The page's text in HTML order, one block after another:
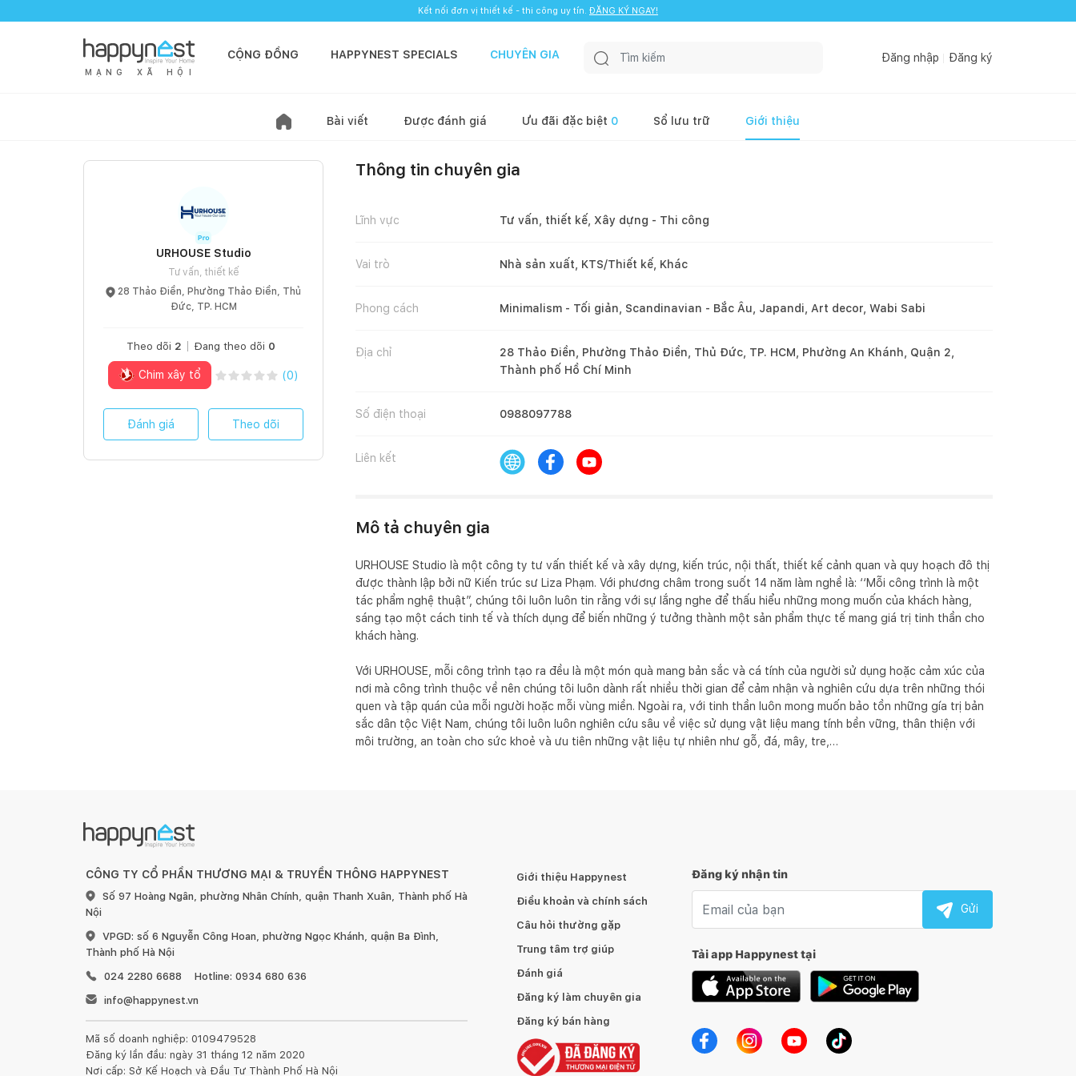
Kết nối đơn vị thiết kế - thi công uy tín. ĐĂNG KÝ NGAY!
M Ạ N G X Ã H Ộ I
CỘNG ĐỒNG HAPPYNEST SPECIALS CHUYÊN GIA Đăng nhập Đăng ký
Bài viết Được đánh giá Ưu đãi đặc biệt 0 Sổ lưu trữ Giới thiệu
URHOUSE Studio
Tư vấn, thiết kế
28 Thảo Điền, Phường Thảo Điền, Thủ
Đức, TP. HCM
Theo dõi 2 Đang theo dõi 0
Chim xây tổ (0)
Đánh giá Theo dõi
Thông tin chuyên gia
Lĩnh vực Tư vấn, thiết kế, Xây dựng - Thi công
Vai trò Nhà sản xuất, KTS/Thiết kế, Khác
Phong cách Minimalism - Tối giản, Scandinavian - Bắc Âu, Japandi, Art decor, Wabi Sabi
Địa chỉ
28 Thảo Điền, Phường Thảo Điền, Thủ Đức, TP. HCM, Phường An Khánh, Quận 2,
Thành phố Hồ Chí Minh
Số điện thoại 0988097788
Liên kết
Mô tả chuyên gia
URHOUSE Studio là một công ty tư vấn thiết kế và xây dựng, kiến trúc, nội thất, thiết kế cảnh quan và quy hoạch đô thị
được thành lập bởi nữ Kiến trúc sư Liza Phạm. Với phương châm trong suốt 14 năm làm nghề là: ‘‘Mỗi công trình là một
tác phẩm nghệ thuật”, chúng tôi luôn luôn tin rằng với sự lắng nghe để thấu hiểu những mong muốn của khách hàng,
sáng tạo một cách tinh tế và thích dụng để biến những ý tưởng thành một sản phẩm thực tế mang giá trị tinh thần cho
khách hàng.
Với URHOUSE, mỗi công trình tạo ra đều là một món quà mang bản sắc và cá tính của người sử dụng hoặc cảm xúc của
nơi mà công trình thuộc về nên chúng tôi luôn dành rất nhiều thời gian để cảm nhận và nghiên cứu dựa trên những thói
quen và tập quán của mỗi người hoặc mỗi vùng miền. Ngoài ra, với tinh thần luôn mong muốn bảo tồn những gía trị bản
sắc dân tộc Việt Nam, chúng tôi luôn luôn nghiên cứu sâu về việc sử dụng vật liệu mang tính bền vững, thân thiện với
môi trường, an toàn cho sức khoẻ và ưu tiên những vật liệu tự nhiên như gỗ, đá, mây, tre,…
CÔNG TY CỔ PHẦN THƯƠNG MẠI & TRUYỀN THÔNG HAPPYNEST
Số 97 Hoàng Ngân, phường Nhân Chính, quận Thanh Xuân, Thành phố Hà
Nội
VPGD: số 6 Nguyễn Công Hoan, phường Ngọc Khánh, quận Ba Đình,
Thành phố Hà Nội
024 2280 6688
Hotline: 0934 680 636
info@happynest.vn
Mã số doanh nghiệp: 0109479528
Đăng ký lần đầu: ngày 31 tháng 12 năm 2020
Nơi cấp: Sở Kế Hoạch và Đầu Tư Thành Phố Hà Nội
Giới thiệu Happynest
Điều khoản và chính sách
Câu hỏi thường gặp
Trung tâm trợ giúp
Đánh giá
Đăng ký làm chuyên gia
Đăng ký bán hàng
Đăng ký nhận tin
Gửi
Tải app Happynest tại